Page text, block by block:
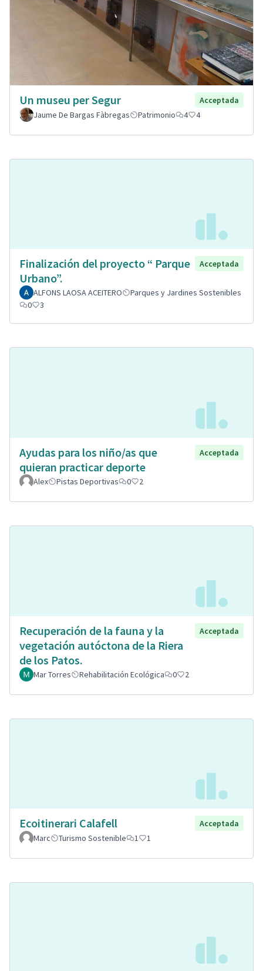
Un museu per Segur
Acceptada
Jaume De Bargas Fàbregas
Patrimonio 4 4
Finalización del proyecto “ Parque
Urbano”.
Acceptada
ALFONS LAOSA ACEITERO
Parques y Jardines Sostenibles
0
3
Ayudas para los niño/as que
quieran practicar deporte
Acceptada
Alex Pistas Deportivas 0 2
Recuperación de la fauna y la
vegetación autóctona de la Riera
de los Patos.
Acceptada
Mar Torres Rehabilitación Ecológica 0 2
Ecoitinerari Calafell
Acceptada
Marc
Turismo Sostenible 1 1